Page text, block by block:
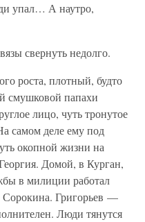
упал… А наутро,
свернуть недолго.
роста, плотный, будто
смушковой папахи
лицо, чуть тронутое
самом деле ему под
окопной жизни на
Домой, в Курган,
в милиции работал
Сорокина. Григорьев —
Люди тянутся